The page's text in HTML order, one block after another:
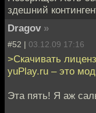
здешний
Dragov »
#52 | 03.12.09 17:16
>Скачивать
yuPlay.ru – это
Эта пять! Я аж